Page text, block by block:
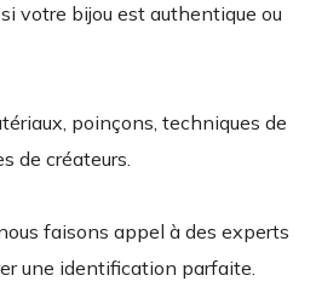
votre bijou est authentique ou
poinçons, techniques de
de créateurs.
faisons appel à des experts
une identification parfaite.